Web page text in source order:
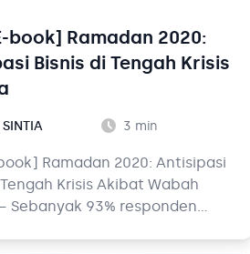
book] Ramadan 2020:
Bisnis di Tengah Krisis
SINTIA 3 min
Ramadan 2020: Antisipasi
Krisis Akibat Wabah
Sebanyak 93% responden